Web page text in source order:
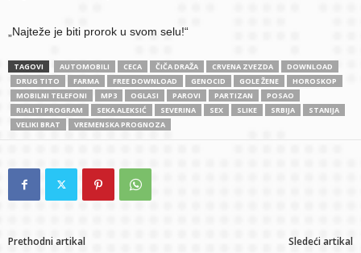
„Najteže je biti prorok u svom selu!“
TAGOVI AUTOMOBILI CECA ČIČA DRAŽA CRVENA ZVEZDA
DOWNLOAD
DRUG TITO
FARMA FREE DOWNLOAD GENOCID GOLE ŽENE
HOROSKOP
MOBILNI TELEFONI
MP3 OGLASI PAROVI PARTIZAN
POSAO
RIALITI PROGRAM
SEKA ALEKSIĆ SEVERINA SEX SLIKE SRBIJA
STANIJA
VELIKI BRAT
VREMENSKA PROGNOZA
Prethodni artikal Sledeći artikal